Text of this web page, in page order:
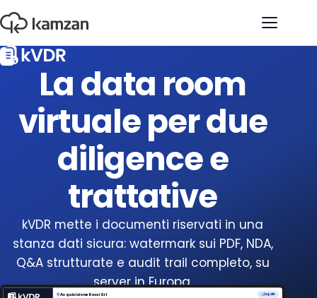
Apri il
La data room
virtuale per due
diligence e
trattative
kVDR mette i documenti riservati in una
stanza dati sicura: watermark sui PDF, NDA,
Q&A strutturate e audit trail completo, su
server in Europa.
Acquisizione Rossi Srl Legale